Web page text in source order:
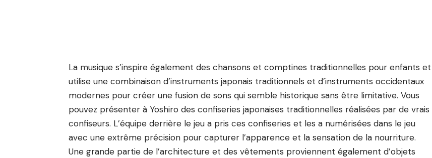
La musique s’inspire également des chansons et comptines traditionnelles pour enfants et
utilise une combinaison d’instruments japonais traditionnels et d’instruments occidentaux
modernes pour créer une fusion de sons qui semble historique sans être limitative. Vous
pouvez présenter à Yoshiro des confiseries japonaises traditionnelles réalisées par de vrais
confiseurs. L’équipe derrière le jeu a pris ces confiseries et les a numérisées dans le jeu
avec une extrême précision pour capturer l’apparence et la sensation de la nourriture.
Une grande partie de l’architecture et des vêtements proviennent également d’objets